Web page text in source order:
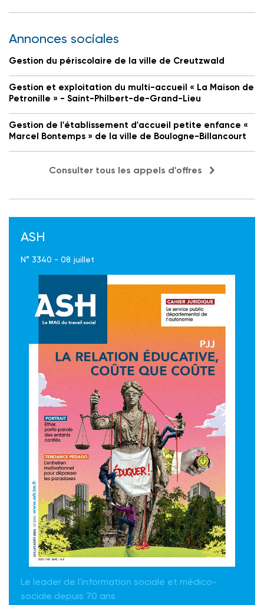
Annonces sociales
Gestion du périscolaire de la ville de Creutzwald
Gestion et exploitation du multi-accueil « La Maison de
Petronille » - Saint-Philbert-de-Grand-Lieu
Gestion de l'établissement d'accueil petite enfance «
Marcel Bontemps » de la ville de Boulogne-Billancourt
Consulter tous les appels d'offres
ASH
N° 3340 - 08 juillet
Le leader de l'information sociale et médico-
sociale depuis 70 ans